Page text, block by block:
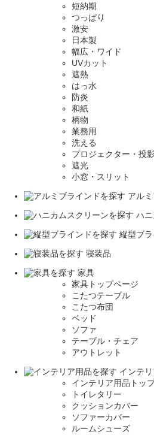
短納期
つっぱり
激安
日本製
幅広・ワイド
UVカット
遮熱
はっ水
防炎
和紙
柄物
業務用
洗える
プロジェクター・投
遮光
小窓・スリット
アル
ハ
縦型ブ
寝装品
家具
家具トップページ
こたつテーブル
こたつ布団
ベッド
ソファ
テーブル・チェア
アウトレット
インテ
インテリア用品トッ
トイレタリー
クッションカバー
ソファーカバー
ルームシューズ